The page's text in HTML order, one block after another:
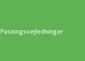
Pasningsvejledninger